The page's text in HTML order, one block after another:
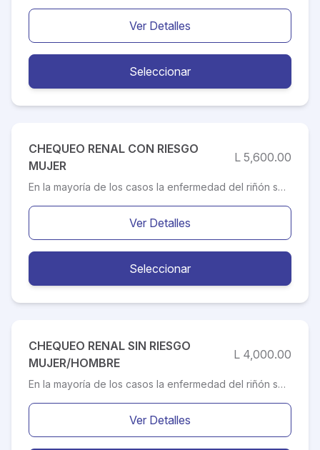
Ver Detalles
Seleccionar
CHEQUEO RENAL CON RIESGO
MUJER
L 5,600.00
En la mayoría de los casos la enfermedad del riñón se desarrolla de forma oculta y silenciosa, y los efectos pueden percibirse varios años después de su desarrollo. Como consecuencia de ellos, muchos pacientes con enfermedad renal no consultan a un médico hasta encontrarse en estados avanzados de la enfermedad. La prevención renal nos permite evitar complicaciones futuras o dar tratamiento oportuno a enfermedades relacionadas con la insuficiencia crónica renal.
Ver Detalles
Seleccionar
CHEQUEO RENAL SIN RIESGO
MUJER/HOMBRE
L 4,000.00
En la mayoría de los casos la enfermedad del riñón se desarrolla de forma oculta y silenciosa, y los efectos pueden percibirse varios años después de su desarrollo. Como consecuencia de ellos, muchos pacientes con enfermedad renal no consultan a un médico hasta encontrarse en estados avanzados de la enfermedad. La prevención renal nos permite evitar complicaciones futuras o dar tratamiento oportuno a enfermedades relacionadas con la insuficiencia crónica renal.
Ver Detalles